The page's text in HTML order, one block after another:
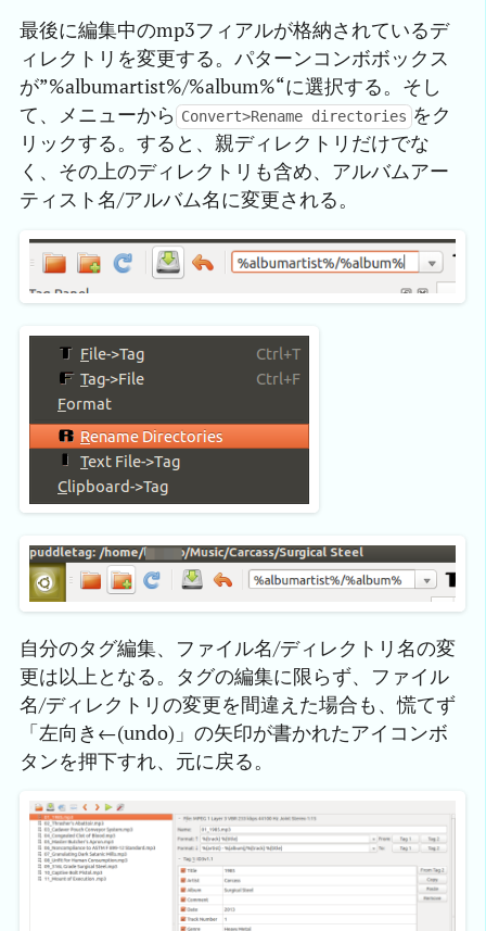
最後に編集中のmp3フィアルが格納されているデ
ィレクトリを変更する。パターンコンボボックス
が”%albumartist%/%album%“に選択する。そし
て、メニューから Convert>Rename directories をク
リックする。すると、親ディレクトリだけでな
く、その上のディレクトリも含め、アルバムアー
ティスト名/アルバム名に変更される。
自分のタグ編集、ファイル名/ディレクトリ名の変
更は以上となる。タグの編集に限らず、ファイル
名/ディレクトリの変更を間違えた場合も、慌てず
「左向き←(undo)」の矢印が書かれたアイコンボ
タンを押下すれ、元に戻る。